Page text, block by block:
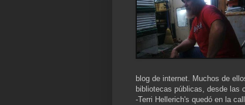
blog de internet. Muchos de
bibliotecas públicas, desde las
-Terri Hellerich's quedó en la